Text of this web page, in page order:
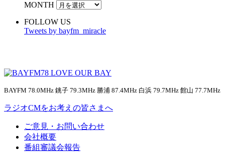
MONTH
FOLLOW US
Tweets by bayfm_miracle
BAYFM 78.0MHz 銚子 79.3MHz 勝浦 87.4MHz 白浜 79.7MHz 館山 77.7MHz
ラジオCMをお考えの皆さまへ
ご意見・お問い合わせ
会社概要
番組審議会報告